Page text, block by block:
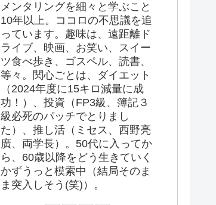
メンタリングを細々と学ぶこと
10年以上。ココロの不思議を追
っています。趣味は、遠距離ド
ライブ、映画、お笑い、スイー
ツ食べ歩き、ゴスペル、読書、
等々。関心ごとは、ダイエット
（2024年度に15キロ減量に成
功！）、投資（FP3級、簿記３
級必死のパッチでとりまし
た）、推し活（ミセス、西野亮
廣、両学長）。50代に入ってか
ら、60歳以降をどう生きていく
かずうっと模索中（結局そのま
ま突入しそう(笑)）。